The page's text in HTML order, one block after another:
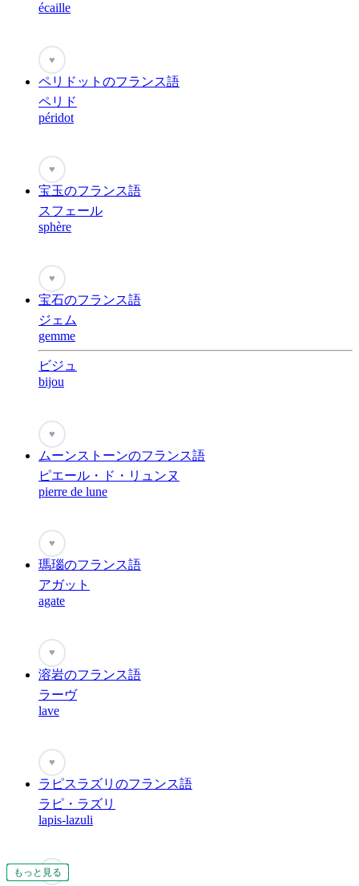
もっと見る
もっと見る
もっと見る
もっと見る
もっと見る
もっと見る
もっと見る
もっと見る
もっと見る
もっと見る
もっと見る
もっと見る
もっと見る
もっと見る
もっと見る
もっと見る
もっと見る
もっと見る
もっと見る
écaille
♥
ペリドットのフランス語
ペリド
péridot
もっと見る
♥
宝玉のフランス語
スフェール
sphère
♥
宝石のフランス語
ジェム
gemme
ビジュ
bijou
もっと見る
♥
ムーンストーンのフランス語
ピエール・ド・リュンヌ
pierre de lune
もっと見る
♥
瑪瑙のフランス語
アガット
agate
♥
溶岩のフランス語
ラーヴ
lave
♥
ラピスラズリのフランス語
ラピ・ラズリ
lapis-lazuli
♥